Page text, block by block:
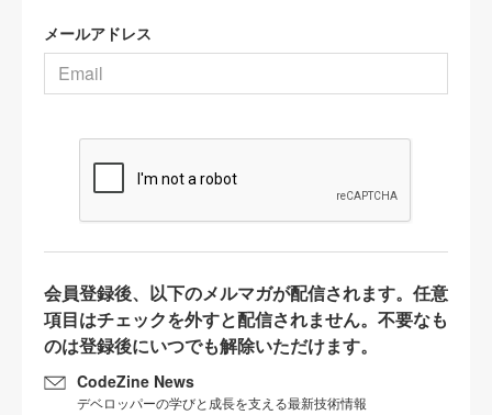
メールアドレス
会員登録後、以下のメルマガが配信されます。任意
項目はチェックを外すと配信されません。不要なも
のは登録後にいつでも解除いただけます。
CodeZine News
デベロッパーの学びと成長を支える最新技術情報